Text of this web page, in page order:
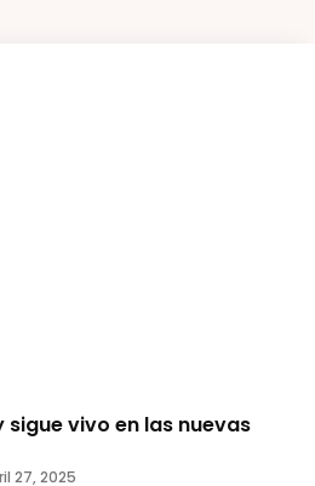
sigue vivo en las nuevas
27, 2025